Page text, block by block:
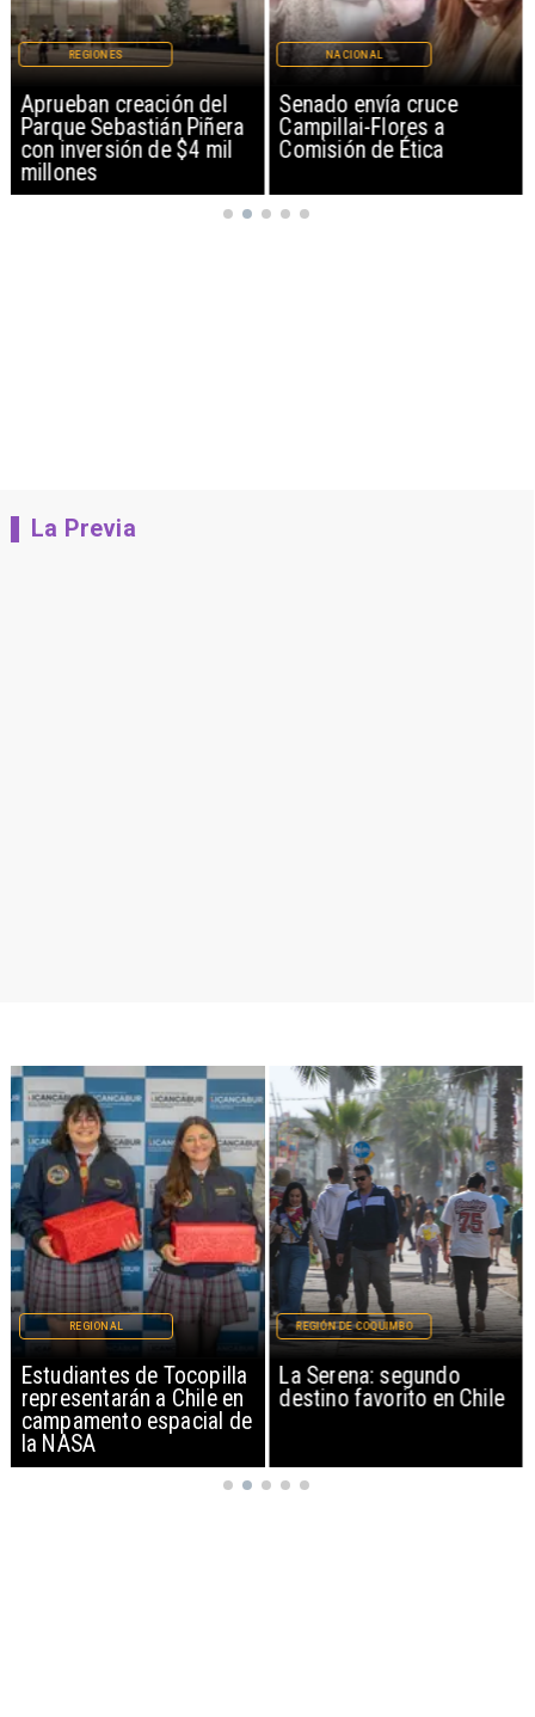
Aprueban creación del
Parque Sebastián Piñera
con inversión de $4 mil
millones
REGIONES
Senado envía cruce
Campillai-Flores a
Comisión de Ética
NACIONAL
La Previa
Estudiantes de Tocopilla
representarán a Chile en
campamento espacial de
la NASA
REGIONAL
La Serena: segundo
destino favorito en Chile
REGIÓN DE COQUIMBO